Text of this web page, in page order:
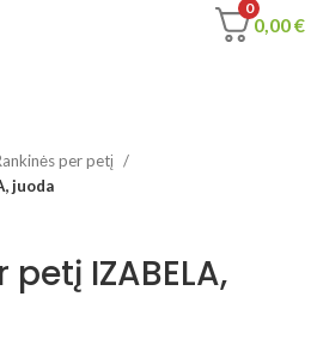
0
0,00€
per petį
juoda
IZABELA,